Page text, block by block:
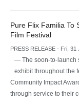
Pure Flix Familia To
Film Festival
PRESS RELEASE - Fri, 31
— The soon-to-launch
exhibit throughout the
Community Impact
through service to their